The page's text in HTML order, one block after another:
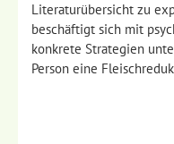
Literaturübersicht zu
beschäftigt sich mit
konkrete Strategien
Person eine